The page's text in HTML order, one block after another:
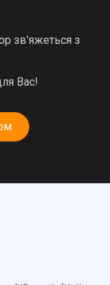
зв'яжеться з
Вас!